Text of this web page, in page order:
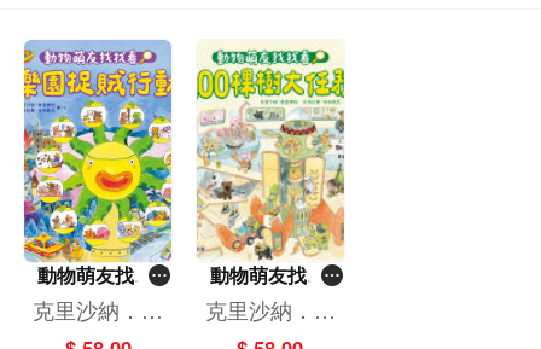
動物萌友找找
看：樂園捉賊行
動
克里沙納．康
查那帕,瓦奇拉
動物萌友找找
看：100棵樹大
任務
克里沙納．康
查那帕,瓦奇拉